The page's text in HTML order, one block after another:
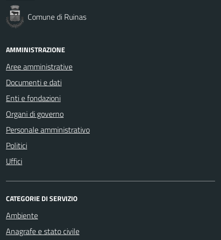
Comune di Ruinas
AMMINISTRAZIONE
Aree amministrative
Documenti e dati
Enti e fondazioni
Organi di governo
Personale amministrativo
Politici
Uffici
CATEGORIE DI SERVIZIO
Ambiente
Anagrafe e stato civile